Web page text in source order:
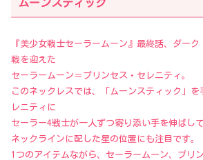
ムーンスティック
『美少女戦士セーラームーン』最終話、ダー
戦を迎えた
セーラームーン＝プリンセス・セレニティ。
このネックレスでは、「ムーンスティック」
レニティに
セーラー4戦士が一人ずつ寄り添い手を伸ばし
ネックラインに配した星の位置にも注目です。
1つのアイテムながら、セーラームーン、プリ